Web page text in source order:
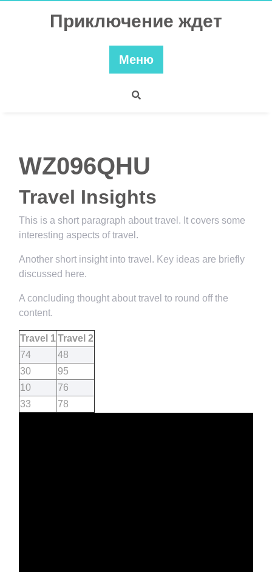
Приключение ждет
Меню
WZ096QHU
Travel Insights
This is a short paragraph about travel. It covers some
interesting aspects of travel.
Another short insight into travel. Key ideas are briefly
discussed here.
A concluding thought about travel to round off the
content.
Travel 1Travel 2
74
48
30
95
10
76
33
78